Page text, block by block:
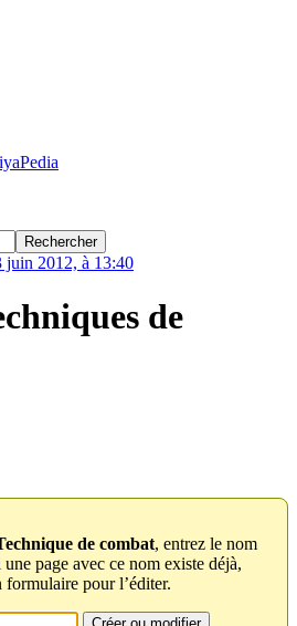
juin 2012, à 13:40
de
de combat, entrez le nom
page avec ce nom existe déjà,
pour l’éditer.